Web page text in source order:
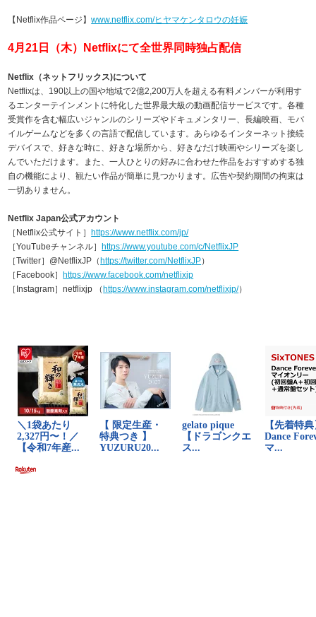
【Netflix作品ページ】www.netflix.com/ヒヤマケンタロウの妊娠
4月21日（木）Netflixにて全世界同時独占配信
Netflix（ネットフリックス)について
Netflixは、190以上の国や地域で2億2,200万人を超える有料メンバーが利用す
るエンターテインメントに特化した世界最大級の動画配信サービスです。各種
受賞作を含む幅広いジャンルのシリーズやドキュメンタリー、長編映画、モバ
イルゲームなどを多くの言語で配信しています。あらゆるインターネット接続
デバイスで、好きな時に、好きな場所から、好きなだけ映画やシリーズを楽し
んでいただけます。また、一人ひとりの好みに合わせた作品をおすすめする独
自の機能により、観たい作品が簡単に見つかります。広告や契約期間の拘束は
一切ありません。
Netflix Japan公式アカウント
［Netflix公式サイト］ https://www.netflix.com/jp/
［YouTubeチャンネル］ https://www.youtube.com/c/NetflixJP
［Twitter］@NetflixJP（ https://twitter.com/NetflixJP）
［Facebook］ https://www.facebook.com/netflixjp
［Instagram］netflixjp （ https://www.instagram.com/netflixjp/）